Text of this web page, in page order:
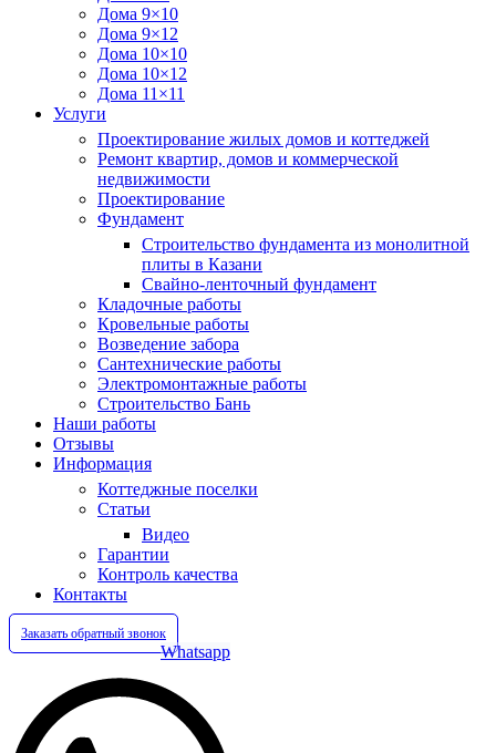
Дома 9×10
Дома 9×12
Дома 10×10
Дома 10×12
Дома 11×11
Услуги
Проектирование жилых домов и коттеджей
Ремонт квартир, домов и коммерческой
недвижимости
Проектирование
Фундамент
Строительство фундамента из монолитной
плиты в Казани
Свайно-ленточный фундамент
Кладочные работы
Кровельные работы
Возведение забора
Сантехнические работы
Электромонтажные работы
Строительство Бань
Наши работы
Отзывы
Информация
Коттеджные поселки
Статьи
Видео
Гарантии
Контроль качества
Контакты
Заказать обратный звонок
Whatsapp